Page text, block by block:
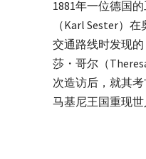
1881年一位德国
（Karl Sester）
交通路线时发现
莎・哥尔（
次造访后，就其
马基尼王国重现世